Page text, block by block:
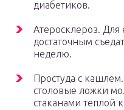
диабетиков.
Атеросклероз. Для
достаточным
неделю.
Простуда с
столовые ложки
стаканами теплой